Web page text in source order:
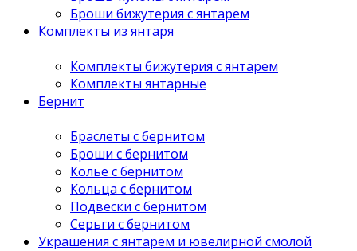
Броши бижутерия с янтарем
Комплекты из янтаря
Комплекты бижутерия с янтарем
Комплекты янтарные
Бернит
Браслеты с бернитом
Броши с бернитом
Колье с бернитом
Кольца с бернитом
Подвески с бернитом
Серьги с бернитом
Украшения с янтарем и ювелирной смолой